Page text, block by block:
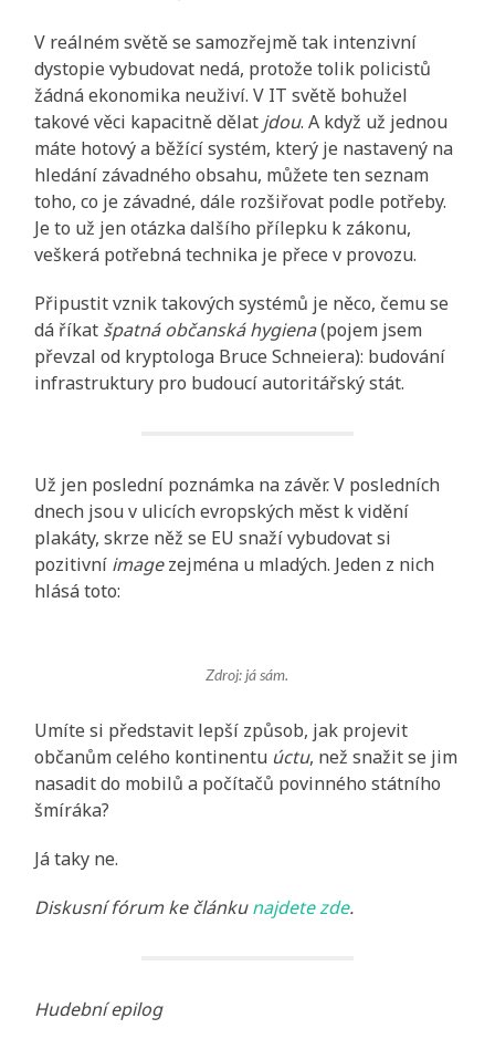
V reálném světě se samozřejmě tak intenzivní
dystopie vybudovat nedá, protože tolik policistů
žádná ekonomika neuživí. V IT světě bohužel
takové věci kapacitně dělat jdou. A když už jednou
máte hotový a běžící systém, který je nastavený na
hledání závadného obsahu, můžete ten seznam
toho, co je závadné, dále rozšiřovat podle potřeby.
Je to už jen otázka dalšího přílepku k zákonu,
veškerá potřebná technika je přece v provozu.
Připustit vznik takových systémů je něco, čemu se
dá říkat špatná občanská hygiena(pojem jsem
převzal od kryptologa Bruce Schneiera): budování
infrastruktury pro budoucí autoritářský stát.
Už jen poslední poznámka na závěr. V posledních
dnech jsou v ulicích evropských měst k vidění
plakáty, skrze něž se EU snaží vybudovat si
pozitivní imagezejména u mladých. Jeden z nich
hlásá toto:
Zdroj: já sám.
Umíte si představit lepší způsob, jak projevit
občanům celého kontinentu úctu, než snažit se jim
nasadit do mobilů a počítačů povinného státního
šmíráka?
Já taky ne.
Diskusní fórum ke článkunajdete zde.
Hudební epilog